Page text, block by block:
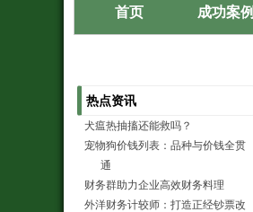
首页 成功案例
热点资讯
犬瘟热抽搐还能救吗？
宠物狗价钱列表：品种与价钱全贯
通
财务群助力企业高效财务料理
外洋财务计较师：打造正经钞票改